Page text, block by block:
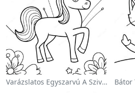
Varázslatos Egyszarvú A Szivárvány Színezőoldalon